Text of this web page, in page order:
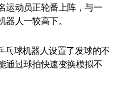
运动员正轮番上阵，与一
人一较高下。
乓球机器人设置了发球的不
通过球拍快速变换模拟不